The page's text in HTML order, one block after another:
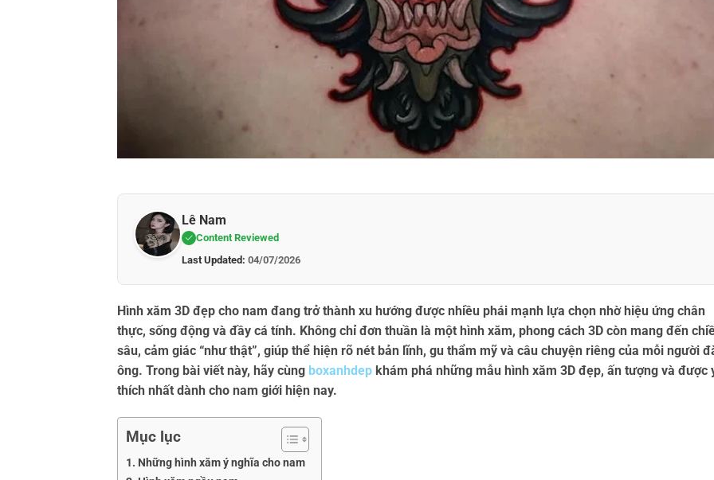
Lê Nam
Content Reviewed
Last Updated: 04/07/2026
Hình xăm 3D đẹp cho nam đang trở thành xu hướng được nhiều phái mạnh lựa chọn nhờ hiệu ứng chân
thực, sống động và đầy cá tính. Không chỉ đơn thuần là một hình xăm, phong cách 3D còn mang đến
sâu, cảm giác “như thật”, giúp thể hiện rõ nét bản lĩnh, gu thẩm mỹ và câu chuyện riêng của mỗi người
ông. Trong bài viết này, hãy cùng boxanhdep khám phá những mẫu hình xăm 3D đẹp, ấn tượng và được
thích nhất dành cho nam giới hiện nay.
Mục lục
Những hình xăm ý nghĩa cho nam